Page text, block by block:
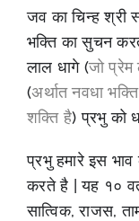
जव का चिन्ह श्री
भक्ति का सुचन
लाल धागे (जो प्रेम
(अर्थात नवधा
शक्ति है) प्रभु को
प्रभु हमारे इस
करते है | यह १०
सात्विक, राजस,